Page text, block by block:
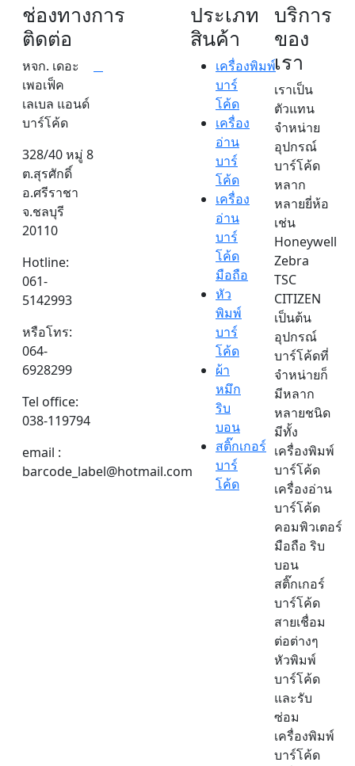
ช่องทางการ
ติดต่อ
หจก. เดอะ
เพอเฟ็ค
เลเบล แอนด์
บาร์โค้ด
328/40 หมู่ 8
ต.สุรศักดิ์
อ.ศรีราชา
จ.ชลบุรี
20110
Hotline:
061-
5142993
หรือโทร:
064-
6928299
Tel office:
038-119794
email :
barcode_label@hotmail.com
ประเภท
สินค้า
เครื่องพิมพ์
บาร์
โค้ด
เครื่อง
อ่าน
บาร์
โค้ด
เครื่อง
อ่าน
บาร์
โค้ด
มือถือ
หัว
พิมพ์
บาร์
โค้ด
ผ้า
หมึก
ริบ
บอน
สติ๊กเกอร์
บาร์
โค้ด
บริการ
ของ
เรา
เราเป็น
ตัวแทน
จำหน่าย
อุปกรณ์
บาร์โค้ด
หลาก
หลายยี่ห้อ
เช่น
Honeywell
Zebra
TSC
CITIZEN
เป็นต้น
อุปกรณ์
บาร์โค้ดที่
จำหน่ายก็
มีหลาก
หลายชนิด
มีทั้ง
เครื่องพิมพ์
บาร์โค้ด
เครื่องอ่าน
บาร์โค้ด
คอมพิวเตอร์
มือถือ ริบ
บอน
สติ๊กเกอร์
บาร์โค้ด
สายเชื่อม
ต่อต่างๆ
หัวพิมพ์
บาร์โค้ด
และรับ
ซ่อม
เครื่องพิมพ์
บาร์โค้ด